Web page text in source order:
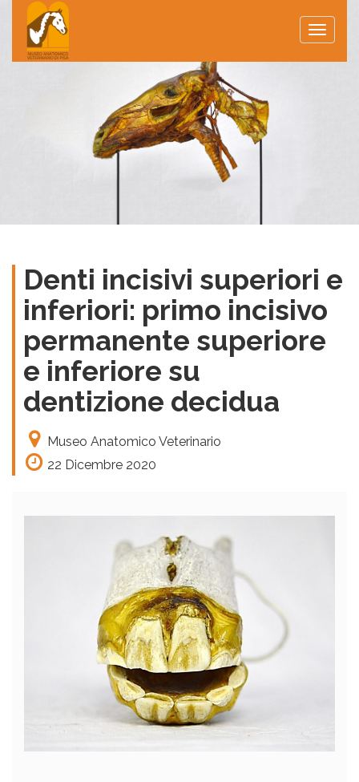
Toggle
Denti incisivi superiori e
inferiori: primo incisivo
permanente superiore
e inferiore su
dentizione decidua
Museo Anatomico Veterinario
22 Dicembre 2020